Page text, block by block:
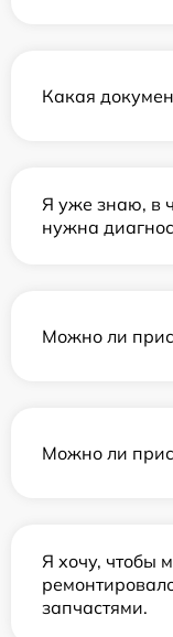
Какая
Я уже знаю, в
нужна
Можно ли
Можно ли
Я хочу, чтобы
запчастями.